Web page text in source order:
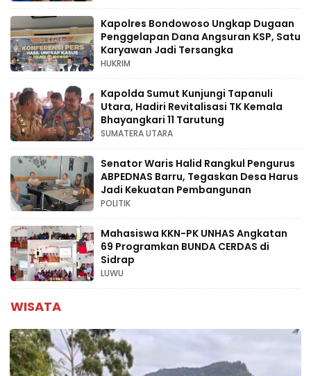
Kapolres Bondowoso Ungkap Dugaan
Penggelapan Dana Angsuran KSP, Satu
Karyawan Jadi Tersangka
HUKRIM
Kapolda Sumut Kunjungi Tapanuli
Utara, Hadiri Revitalisasi TK Kemala
Bhayangkari 11 Tarutung
SUMATERA UTARA
Senator Waris Halid Rangkul Pengurus
ABPEDNAS Barru, Tegaskan Desa Harus
Jadi Kekuatan Pembangunan
POLITIK
Mahasiswa KKN-PK UNHAS Angkatan
69 Programkan BUNDA CERDAS di
Sidrap
LUWU
WISATA